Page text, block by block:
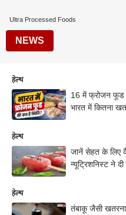
Ultra Processed Foods
NEWS
हेल्थ
16 में फ्रोजन फूड
भारत में कितना
हेल्थ
जानें सेहत के लिए
न्यूट्रिशनिस्ट ने
हेल्थ
तंबाकू जैसी